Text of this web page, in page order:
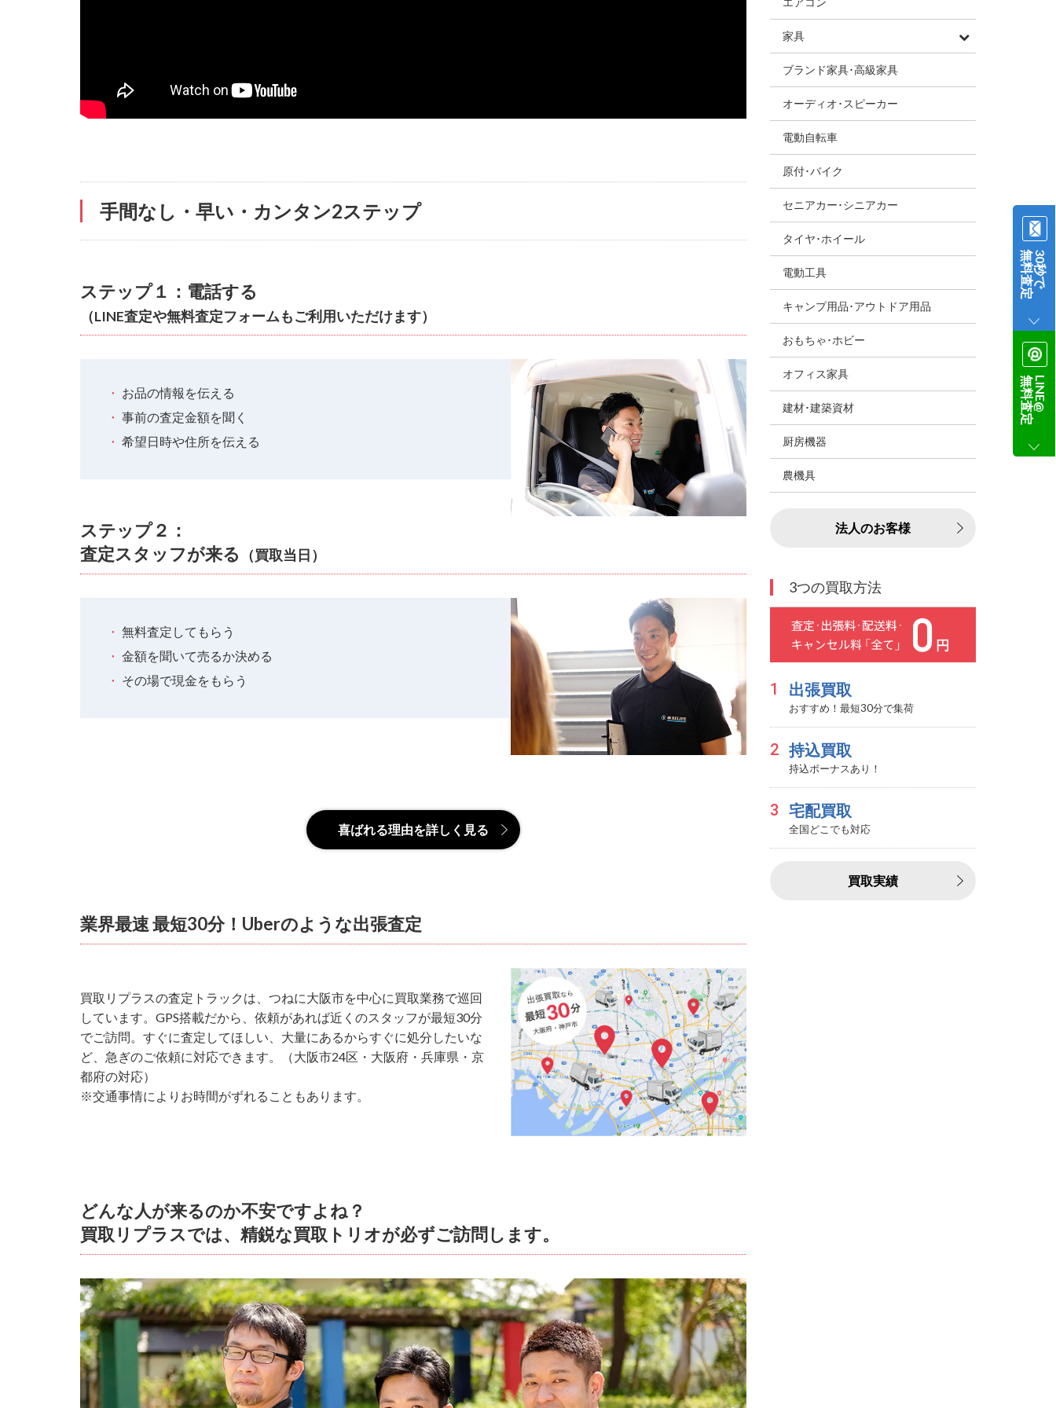
30秒で
無料査定
LINE@
無料査定
手間なし・早い・カンタン2ステップ
ステップ１：電話する
（LINE査定や無料査定フォームもご利用いただけます）
お品の情報を伝える
事前の査定金額を聞く
希望日時や住所を伝える
ステップ２：
査定スタッフが来る
（買取当日）
無料査定してもらう
金額を聞いて売るか決める
その場で現金をもらう
喜ばれる理由を詳しく見る
業界最速 最短30分！Uberのような出張査定
買取リプラスの査定トラックは、つねに大阪市を中心に買取業務で巡回
しています。GPS搭載だから、依頼があれば近くのスタッフが最短30分
でご訪問。すぐに査定してほしい、大量にあるからすぐに処分したいな
ど、急ぎのご依頼に対応できます。（大阪市24区・大阪府・兵庫県・京
都府の対応）
※交通事情によりお時間がずれることもあります。
どんな人が来るのか不安ですよね？
買取リプラスでは、精鋭な買取トリオが必ずご訪問します。
家具
ブランド家具･高級家具
オーディオ･スピーカー
電動自転車
原付･バイク
セニアカー･シニアカー
タイヤ･ホイール
電動工具
キャンプ用品･アウトドア用品
おもちゃ･ホビー
オフィス家具
建材･建築資材
厨房機器
農機具
法人のお客様
3つの買取方法
1 出張買取
おすすめ！最短30分で集荷
2 持込買取
持込ボーナスあり！
3 宅配買取
全国どこでも対応
買取実績